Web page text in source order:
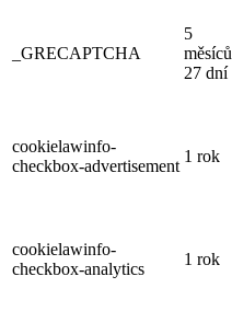
_GRECAPTCHA
5
měsíců
27 dní
cookielawinfo-
checkbox-advertisement
1 rok
cookielawinfo-
checkbox-analytics
1 rok